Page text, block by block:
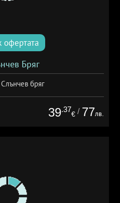
офертата
Бряг
бряг
39.37
€ / 77лв.